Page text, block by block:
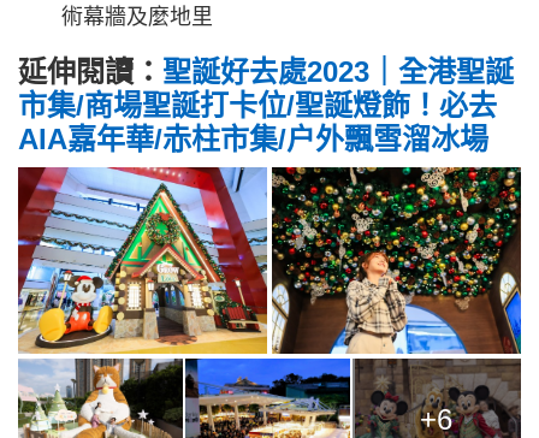
術幕牆及麼地里
延伸閱讀： 聖誕好去處2023｜全港聖誕
市集/商場聖誕打卡位/聖誕燈飾！必去
AIA嘉年華/赤柱市集/户外飄雪溜冰場
+6